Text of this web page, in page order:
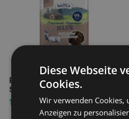
BALTICA Halbweicher Hirsch-
Snack 30g Mono-Protein
1,90
Diese Webseite
Cookies.
Wir verwenden Cookies,
Anzeigen zu